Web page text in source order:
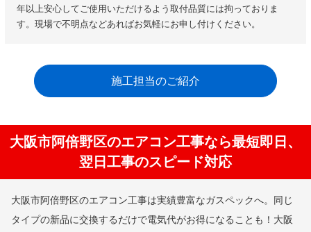
年以上安心してご使用いただけるよう取付品質には拘っておりま
す。現場で不明点などあればお気軽にお申し付けください。
施工担当のご紹介
大阪市阿倍野区のエアコン工事なら最短即日、
翌日工事のスピード対応
大阪市阿倍野区のエアコン工事は実績豊富なガスペックへ。同じ
タイプの新品に交換するだけで電気代がお得になることも！大阪